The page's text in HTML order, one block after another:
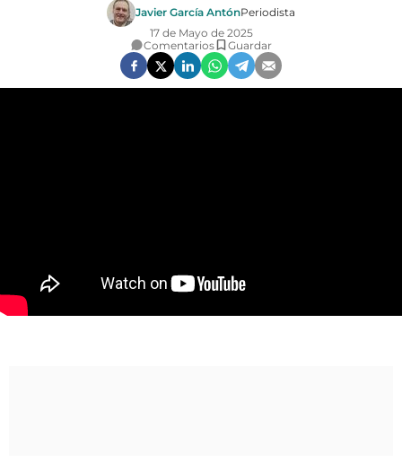
SOCIEDAD
FIESTAS DE SAN LORENZO
AGENDA
Javier García AntónPeriodista
17 de Mayo de 2025
Comentarios
Guardar